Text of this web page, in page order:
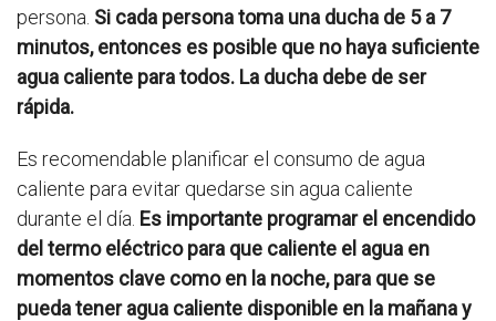
persona. Si cada persona toma una ducha de 5 a 7
minutos, entonces es posible que no haya suficiente
agua caliente para todos. La ducha debe de ser
rápida.
Es recomendable planificar el consumo de agua
caliente para evitar quedarse sin agua caliente
durante el día. Es importante programar el encendido
del termo eléctrico para que caliente el agua en
momentos clave como en la noche, para que se
pueda tener agua caliente disponible en la mañana y